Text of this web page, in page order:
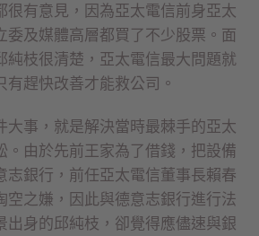
很有意見，因為亞太電信前身亞太
委及媒體高層都買了不少股票。面
純枝很清楚，亞太電信最大問題就
有趕快改善才能救公司。
大事，就是解決當時最棘手的亞太
。由於先前王家為了借錢，把設備
志銀行，前任亞太電信董事長賴春
空之嫌，因此與德意志銀行進行法
出身的邱純枝，卻覺得應儘速與銀